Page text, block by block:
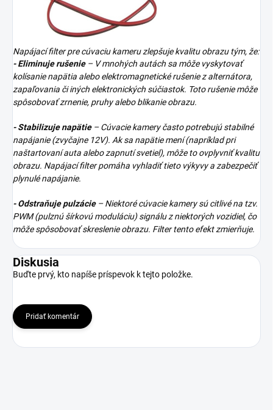
Napájací filter pre cúvaciu kameru zlepšuje kvalitu obrazu tým, že:
- Eliminuje rušenie– V mnohých autách sa môže vyskytovať
kolísanie napätia alebo elektromagnetické rušenie z alternátora,
zapaľovania či iných elektronických súčiastok. Toto rušenie môže
spôsobovať zrnenie, pruhy alebo blikanie obrazu.
- Stabilizuje napätie– Cúvacie kamery často potrebujú stabilné
napájanie (zvyčajne 12V). Ak sa napätie mení (napríklad pri
naštartovaní auta alebo zapnutí svetiel), môže to ovplyvniť kvalitu
obrazu. Napájací filter pomáha vyhladiť tieto výkyvy a zabezpečiť
plynulé napájanie.
- Odstraňuje pulzácie– Niektoré cúvacie kamery sú citlivé na tzv.
PWM (pulznú šírkovú moduláciu) signálu z niektorých vozidiel, čo
môže spôsobovať skreslenie obrazu. Filter tento efekt zmierňuje.
Diskusia
Buďte prvý, kto napíše príspevok k tejto položke.
Pridať komentár